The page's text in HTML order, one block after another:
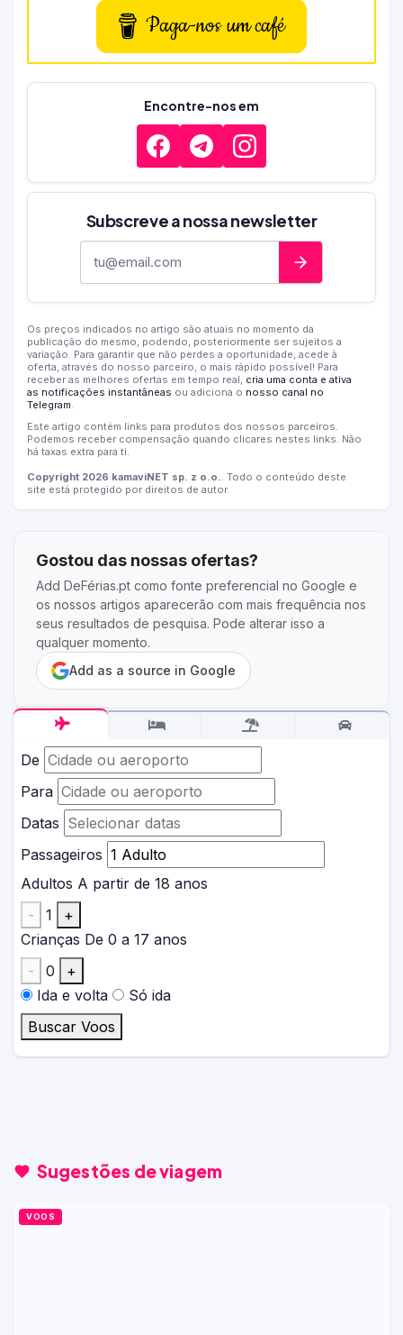
De
Para
Datas
Passageiros
Adultos A partir de 18 anos
-
1
+
Crianças De 0 a 17 anos
-
0
+
Ida e volta
Só ida
Buscar Voos
Paga-nos um café
Encontre-nos em
Subscreve a nossa newsletter
Os preços indicados no artigo são atuais no momento da
publicação do mesmo, podendo, posteriormente ser sujeitos a
variação. Para garantir que não perdes a oportunidade, acede à
oferta, através do nosso parceiro, o mais rápido possível! Para
receber as melhores ofertas em tempo real, cria uma conta e ativa
as notificações instantâneas ou adiciona o nosso canal no
Telegram.
Este artigo contém links para produtos dos nossos parceiros.
Podemos receber compensação quando clicares nestes links. Não
há taxas extra para ti.
Copyright 2026 kamaviNET sp. z o.o.. Todo o conteúdo deste
site está protegido por direitos de autor.
Gostou das nossas ofertas?
Add DeFérias.pt como fonte preferencial no Google e
os nossos artigos aparecerão com mais frequência nos
seus resultados de pesquisa. Pode alterar isso a
qualquer momento.
Add as a source in Google
Sugestões de viagem
VOOS